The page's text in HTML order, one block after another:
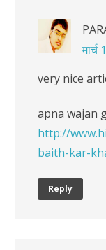
मार्च
very nice
apna wajan
http://
baith-kar-
Reply